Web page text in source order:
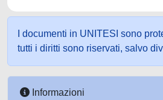
I documenti in UNITESI sono
tutti i diritti sono riservati, salvo
Informazioni